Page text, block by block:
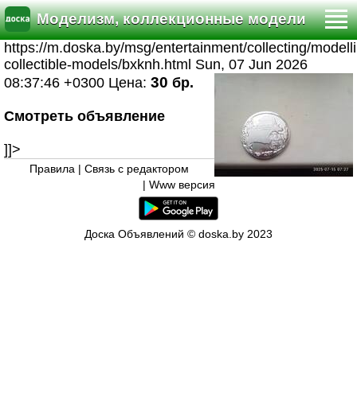
Моделизм, коллекционные модели
https://m.doska.by/msg/entertainment/collecting/
collectible-models/bxknh.html Sun, 07 Jun 2026
08:37:46 +0300 Цена: 30 бр.
Смотреть объявление
]]>
Правила
Связь с редактором
Www версия
Доска Объявлений © doska.by 2023